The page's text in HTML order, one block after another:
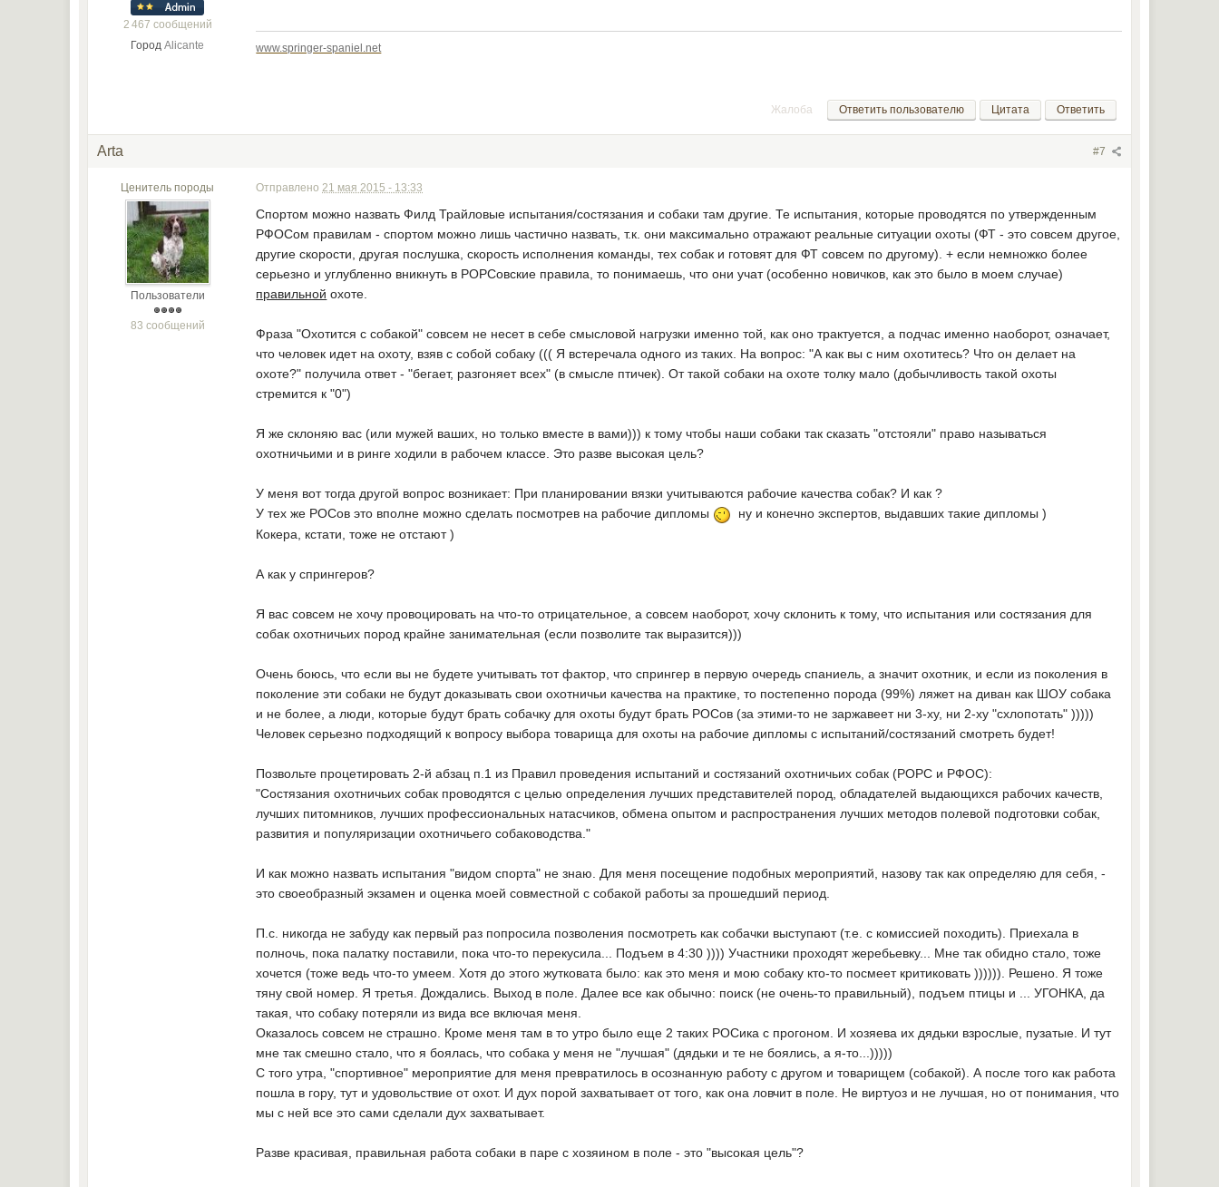
2 467 сообщений
Город Alicante www.springer-spaniel.net
Ответить
Цитата
Ответить пользователю
Жалоба
#7
Arta
Ценитель породы
Пользователи
83 сообщений
Отправлено21 мая 2015 - 13:33
Спортом можно назвать Филд Трайловые испытания/состязания и собаки там другие. Те испытания, которые проводятся по утвержденным
РФОСом правилам - спортом можно лишь частично назвать, т.к. они максимально отражают реальные ситуации охоты (ФТ - это совсем другое,
другие скорости, другая послушка, скорость исполнения команды, тех собак и готовят для ФТ совсем по другому). + если немножко более
серьезно и углубленно вникнуть в РОРСовские правила, то понимаешь, что они учат (особенно новичков, как это было в моем случае)
правильной охоте.
Фраза "Охотится с собакой" совсем не несет в себе смысловой нагрузки именно той, как оно трактуется, а подчас именно наоборот, означает,
что человек идет на охоту, взяв с собой собаку ((( Я встеречала одного из таких. На вопрос: "А как вы с ним охотитесь? Что он делает на
охоте?" получила ответ - "бегает, разгоняет всех" (в смысле птичек). От такой собаки на охоте толку мало (добычливость такой охоты
стремится к "0")
Я же склоняю вас (или мужей ваших, но только вместе в вами))) к тому чтобы наши собаки так сказать "отстояли" право называться
охотничьими и в ринге ходили в рабочем классе. Это разве высокая цель?
У меня вот тогда другой вопрос возникает: При планировании вязки учитываются рабочие качества собак? И как ?
У тех же РОСов это вполне можно сделать посмотрев на рабочие дипломы
ну и конечно экспертов, выдавших такие дипломы )
Кокера, кстати, тоже не отстают )
А как у спрингеров?
Я вас совсем не хочу провоцировать на что-то отрицательное, а совсем наоборот, хочу склонить к тому, что испытания или состязания для
собак охотничьих пород крайне занимательная (если позволите так выразится)))
Очень боюсь, что если вы не будете учитывать тот фактор, что спрингер в первую очередь спаниель, а значит охотник, и если из поколения в
поколение эти собаки не будут доказывать свои охотничьи качества на практике, то постепенно порода (99%) ляжет на диван как ШОУ собака
и не более, а люди, которые будут брать собачку для охоты будут брать РОСов (за этими-то не заржавеет ни 3-ху, ни 2-ху "схлопотать" )))))
Человек серьезно подходящий к вопросу выбора товарища для охоты на рабочие дипломы с испытаний/состязаний смотреть будет!
Позвольте процетировать 2-й абзац п.1 из Правил проведения испытаний и состязаний охотничьих собак (РОРС и РФОС):
"Состязания охотничьих собак проводятся с целью определения лучших представителей пород, обладателей выдающихся рабочих качеств,
лучших питомников, лучших профессиональных натасчиков, обмена опытом и распространения лучших методов полевой подготовки собак,
развития и популяризации охотничьего собаководства."
И как можно назвать испытания "видом спорта" не знаю. Для меня посещение подобных мероприятий, назову так как определяю для себя, -
это своеобразный экзамен и оценка моей совместной с собакой работы за прошедший период.
П.с. никогда не забуду как первый раз попросила позволения посмотреть как собачки выступают (т.е. с комиссией походить). Приехала в
полночь, пока палатку поставили, пока что-то перекусила... Подъем в 4:30 )))) Участники проходят жеребьевку... Мне так обидно стало, тоже
хочется (тоже ведь что-то умеем. Хотя до этого жутковата было: как это меня и мою собаку кто-то посмеет критиковать )))))). Решено. Я тоже
тяну свой номер. Я третья. Дождались. Выход в поле. Далее все как обычно: поиск (не очень-то правильный), подъем птицы и ... УГОНКА, да
такая, что собаку потеряли из вида все включая меня.
Оказалось совсем не страшно. Кроме меня там в то утро было еще 2 таких РОСика с прогоном. И хозяева их дядьки взрослые, пузатые. И тут
мне так смешно стало, что я боялась, что собака у меня не "лучшая" (дядьки и те не боялись, а я-то...)))))
С того утра, "спортивное" мероприятие для меня превратилось в осознанную работу с другом и товарищем (собакой). А после того как работа
пошла в гору, тут и удовольствие от охот. И дух порой захватывает от того, как она ловчит в поле. Не виртуоз и не лучшая, но от понимания, что
мы с ней все это сами сделали дух захватывает.
Разве красивая, правильная работа собаки в паре с хозяином в поле - это "высокая цель"?